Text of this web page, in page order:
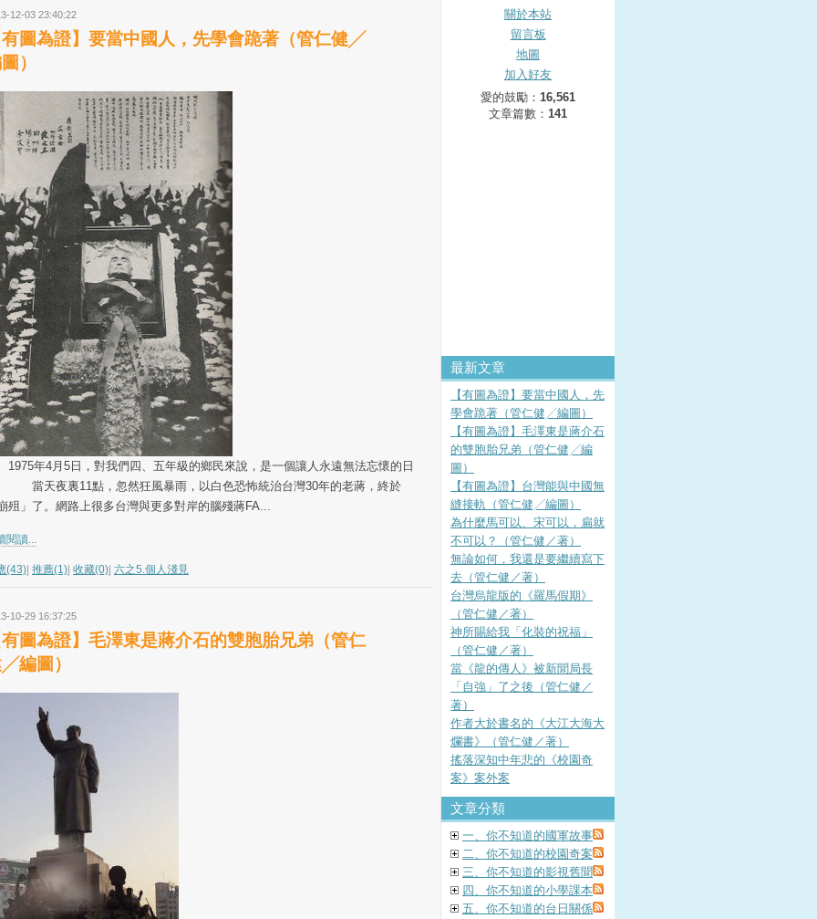
12-03 23:40:22
圖為證】要當中國人，先學會跪著（管仁健╱
）
年4月5日，對我們四、五年級的鄉民來說，是一個讓人永遠無法忘懷的日
當天夜裏11點，忽然狂風暴雨，以白色恐怖統治台灣30年的老蔣，終於
殂」了。網路上很多台灣與更多對岸的腦殘蔣FA...
閱讀...
(43) 推薦(1) 收藏(0) 六之5.個人淺見
10-29 16:37:25
圖為證】毛澤東是蔣介石的雙胞胎兄弟（管仁
編圖）
關於本站
留言板
地圖
加入好友
愛的鼓勵： 16,561
文章篇數： 141
最新文章
【有圖為證】要當中國人，先
學會跪著（管仁健╱編圖）
【有圖為證】毛澤東是蔣介石
的雙胞胎兄弟（管仁健╱編
圖）
【有圖為證】台灣能與中國無
縫接軌（管仁健╱編圖）
為什麼馬可以、宋可以，扁就
不可以？（管仁健／著）
無論如何，我還是要繼續寫下
去（管仁健／著）
台灣烏龍版的《羅馬假期》
（管仁健／著）
神所賜給我「化裝的祝福」
（管仁健／著）
當《龍的傳人》被新聞局長
「自強」了之後（管仁健／
著）
作者大於書名的《大江大海大
爛書》（管仁健／著）
搖落深知中年悲的《校園奇
案》案外案
文章分類
一、你不知道的國軍故事
二、你不知道的校園奇案
三、你不知道的影視舊聞
四、你不知道的小學課本
五、你不知道的台日關係